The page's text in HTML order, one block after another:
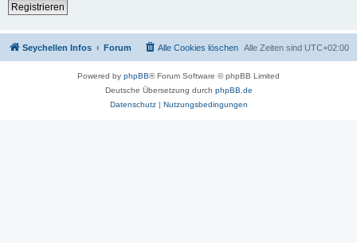
Registrieren
Seychellen Infos Forum Alle Zeiten sind UTC+02:00
Alle Cookies löschen
Powered by phpBB® Forum Software © phpBB Limited
Deutsche Übersetzung durch phpBB.de
Datenschutz| Nutzungsbedingungen